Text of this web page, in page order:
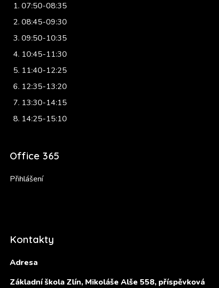
07:50-08:35
08:45-09:30
09:50-10:35
10:45-11:30
11:40-12:25
12:35-13:20
13:30-14:15
14:25-15:10
Office 365
Přihlášení
Kontakty
Adresa
Základní škola Zlín, Mikoláše Alše 558, příspěvková